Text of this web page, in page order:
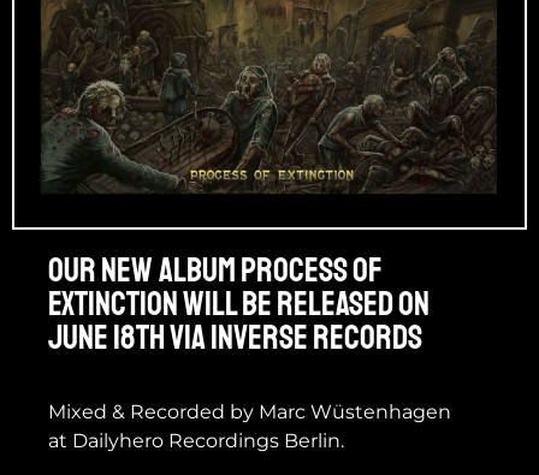
Our new album PROCESS OF
EXTINCTION will be released on
June 18th via Inverse Records
Mixed & Recorded by Marc Wüstenhagen
at Dailyhero Recordings Berlin.